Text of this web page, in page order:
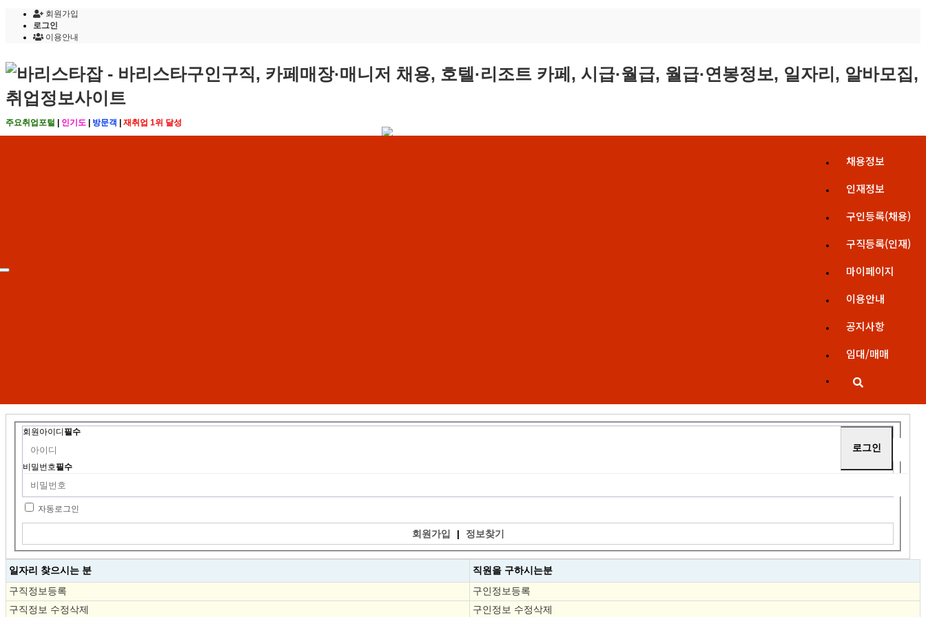
회원가입
로그인
이용안내
주요취업포털 인기도 방문객 재취업 1위 달성
채용정보
인재정보
구인등록(채용)
구직등록(인재)
마이페이지
이용안내
공지사항
임대/매매
회원아이디 필수
비밀번호필수
자동로그인
회원가입 | 정보찾기
일자리 찾으시는 분 직원을 구하시는분
구직정보등록
구인정보등록
구직정보 수정삭제
구인정보 수정삭제